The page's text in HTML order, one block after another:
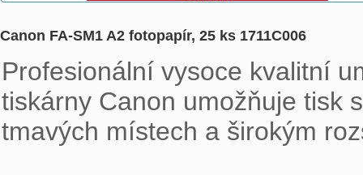
Canon FA-SM1 A2 fotopapír, 25 ks 1711C006
Profesionální vysoce kvalitní
tiskárny Canon umožňuje tisk
tmavých místech a širokým